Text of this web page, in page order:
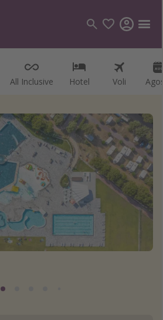
All Inclusive Hotel Voli